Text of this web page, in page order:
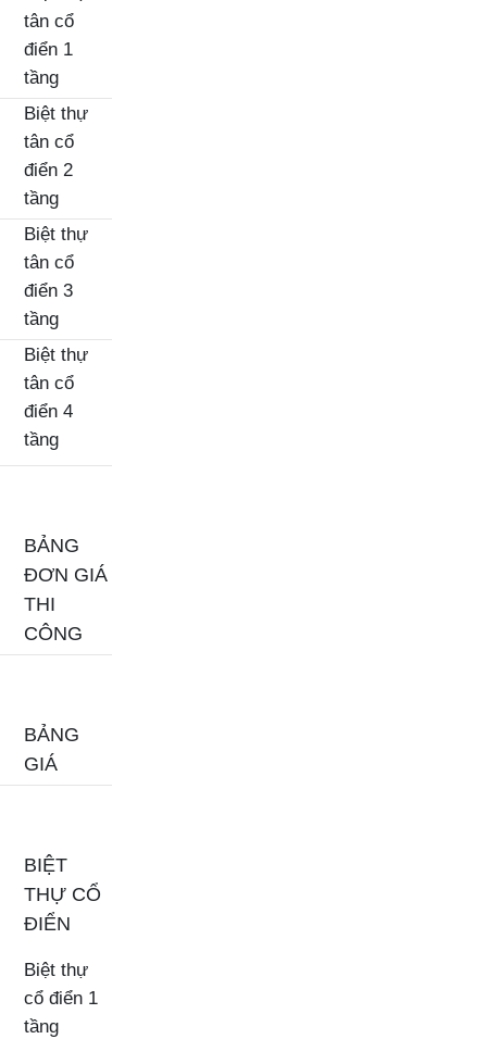
tân cổ
điển 1
tầng
Biệt thự
tân cổ
điển 2
tầng
Biệt thự
tân cổ
điển 3
tầng
Biệt thự
tân cổ
điển 4
tầng
BẢNG
ĐƠN GIÁ
THI
CÔNG
BẢNG
GIÁ
BIỆT
THỰ CỔ
ĐIỂN
Biệt thự
cổ điển 1
tầng